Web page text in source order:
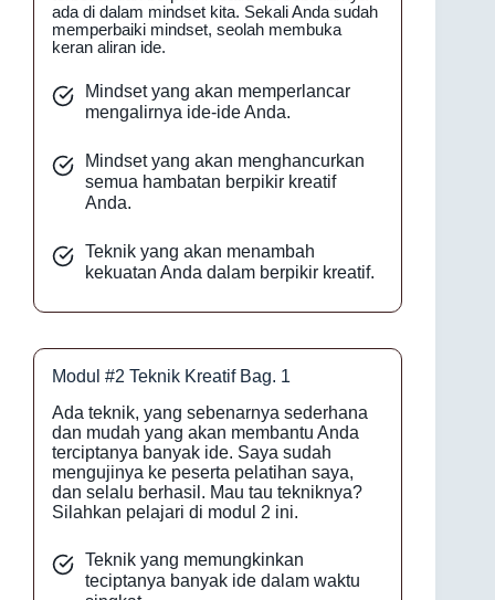
ada di dalam mindset kita. Sekali Anda sudah
memperbaiki mindset, seolah membuka
keran aliran ide.
Mindset yang akan memperlancar
mengalirnya ide-ide Anda.
Mindset yang akan menghancurkan
semua hambatan berpikir kreatif
Anda.
Teknik yang akan menambah
kekuatan Anda dalam berpikir kreatif.
Modul #2 Teknik Kreatif Bag. 1
Ada teknik, yang sebenarnya sederhana
dan mudah yang akan membantu Anda
terciptanya banyak ide. Saya sudah
mengujinya ke peserta pelatihan saya,
dan selalu berhasil. Mau tau tekniknya?
Silahkan pelajari di modul 2 ini.
Teknik yang memungkinkan
teciptanya banyak ide dalam waktu